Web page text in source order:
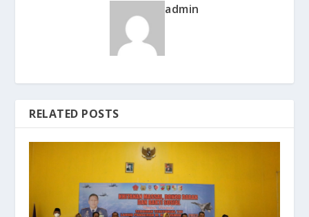
admin
RELATED POSTS